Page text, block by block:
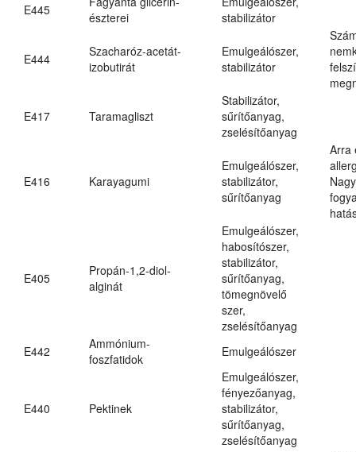
E445
észterei
stabilizátor
E444
Szacharóz-acetát-
izobutirát
Emulgeálószer,
stabilizátor
E417 Taramagliszt
Stabilizátor,
sűrítőanyag,
zselésítőanyag
E416 Karayagumi
Emulgeálószer,
stabilizátor,
sűrítőanyag
Arra
E405
Propán-1,2-diol-
alginát
Emulgeálószer,
habosítószer,
stabilizátor,
sűrítőanyag,
tömegnövelő
szer,
zselésítőanyag
E442
Ammónium-
foszfatidok
Emulgeálószer
E440 Pektinek
Emulgeálószer,
fényezőanyag,
stabilizátor,
sűrítőanyag,
zselésítőanyag